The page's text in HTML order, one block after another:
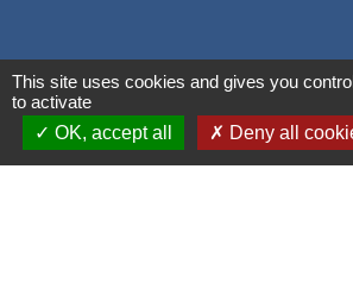
This site uses cookies and gives you
to activate
OK, accept all
Deny all